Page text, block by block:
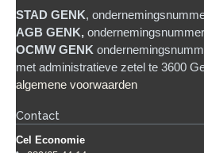
STAD GENK,
AGB GENK,
OCMW GENK
met administratieve zetel te 3600
algemene voorwaarden
Contact
Cel Economie